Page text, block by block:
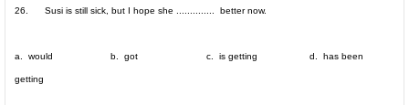
26. Susi is still sick, but I hope she .............. better now.
a. would b. got c. is getting d. has been
getting